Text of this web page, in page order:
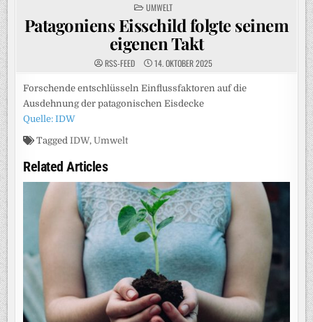
POSTED
IN
UMWELT
Patagoniens Eisschild folgte seinem
eigenen Takt
RSS-FEED 14. OKTOBER 2025
Forschende entschlüsseln Einflussfaktoren auf die
Ausdehnung der patagonischen Eisdecke
Quelle: IDW
TaggedIDW,Umwelt
Related Articles